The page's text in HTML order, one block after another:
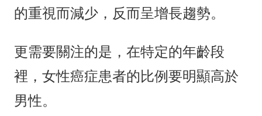
的重視而減少，反而呈增長趨勢。
更需要關注的是，在特定的年齡段
裡，女性癌症患者的比例要明顯高於
男性。